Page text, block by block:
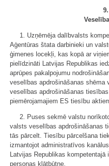
1. Uzņēmēja dalībvalsts
Aģentūras štata darbinieki un
ģimenes locekļi, kas kopā ar
pielīdzināti Latvijas Republikas
aprūpes pakalpojumu
veselības apdrošināšanas shēma
veselības apdrošināšanas
piemērojamajiem ES tiesību
2. Puses sekmē valstu
valsts veselības apdrošināšanas
tās pārcelt. Tiesību pārcelšana
izmantojot administratīvos
Latvijas Republikas
personas klātbūtne.